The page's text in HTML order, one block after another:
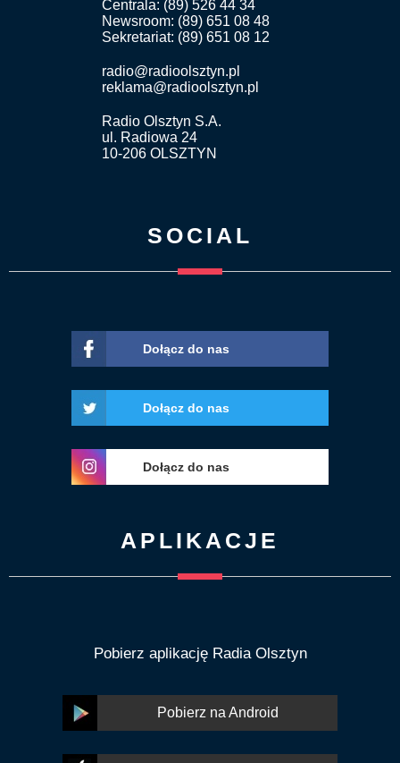
Centrala: (89) 526 44 34
Newsroom: (89) 651 08 48
Sekretariat: (89) 651 08 12
radio@radioolsztyn.pl
reklama@radioolsztyn.pl
Radio Olsztyn S.A.
ul. Radiowa 24
10-206 OLSZTYN
SOCIAL
Dołącz do nas
Dołącz do nas
Dołącz do nas
APLIKACJE
Pobierz aplikację Radia Olsztyn
Pobierz na Android